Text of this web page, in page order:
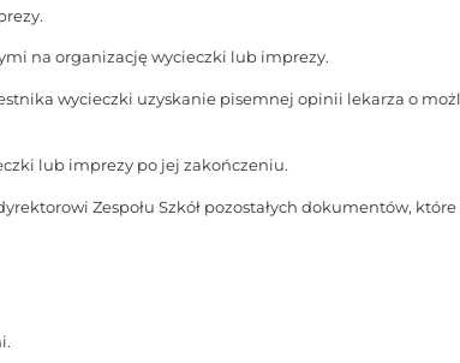
na organizację wycieczki lub imprezy.
wycieczki uzyskanie pisemnej opinii lekarza o
lub imprezy po jej zakończeniu.
Zespołu Szkół pozostałych dokumentów,